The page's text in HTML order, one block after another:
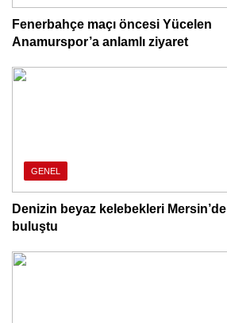
Fenerbahçe maçı öncesi Yücelen
Anamurspor’a anlamlı ziyaret
GENEL
Denizin beyaz kelebekleri Mersin’de
buluştu